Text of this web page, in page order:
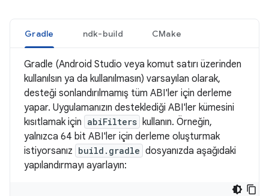
Gradle ndk-build CMake
Gradle (Android Studio veya komut satırı üzerinden
kullanılsın ya da kullanılmasın) varsayılan olarak,
desteği sonlandırılmamış tüm ABI'ler için derleme
yapar. Uygulamanızın desteklediği ABI'ler kümesini
kısıtlamak için abiFilters kullanın. Örneğin,
yalnızca 64 bit ABI'ler için derleme oluşturmak
istiyorsanız build.gradle dosyanızda aşağıdaki
yapılandırmayı ayarlayın: